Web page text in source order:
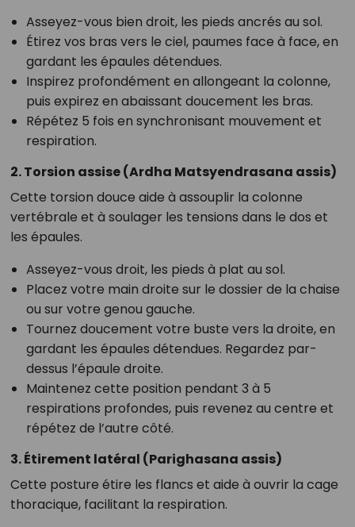
Asseyez-vous bien droit, les pieds ancrés au sol.
Étirez vos bras vers le ciel, paumes face à face, en
gardant les épaules détendues.
Inspirez profondément en allongeant la colonne,
puis expirez en abaissant doucement les bras.
Répétez 5 fois en synchronisant mouvement et
respiration.
2. Torsion assise (Ardha Matsyendrasana assis)
Cette torsion douce aide à assouplir la colonne
vertébrale et à soulager les tensions dans le dos et
les épaules.
Asseyez-vous droit, les pieds à plat au sol.
Placez votre main droite sur le dossier de la chaise
ou sur votre genou gauche.
Tournez doucement votre buste vers la droite, en
gardant les épaules détendues. Regardez par-
dessus l’épaule droite.
Maintenez cette position pendant 3 à 5
respirations profondes, puis revenez au centre et
répétez de l’autre côté.
3. Étirement latéral (Parighasana assis)
Cette posture étire les flancs et aide à ouvrir la cage
thoracique, facilitant la respiration.